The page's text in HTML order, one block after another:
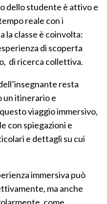
dello studente è attivo e
reale con i
la classe è coinvolta:
di scoperta
di ricerca collettiva.
resta
un itinerario e
viaggio immersivo,
con spiegazioni e
e dettagli su cui
immersiva può
ma anche